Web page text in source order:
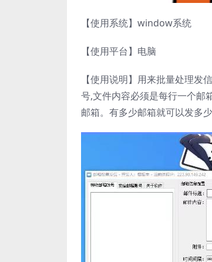
【使用系统】window系统
【使用平台】电脑
【使用说明】用来批量处理
号,文件内容必须是每行一个邮
邮箱。有多少邮箱就可以发多少